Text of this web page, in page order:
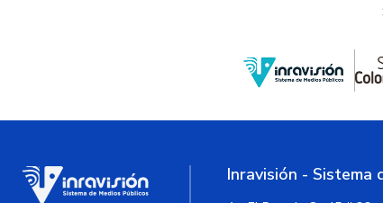
Inravisión - Sistema